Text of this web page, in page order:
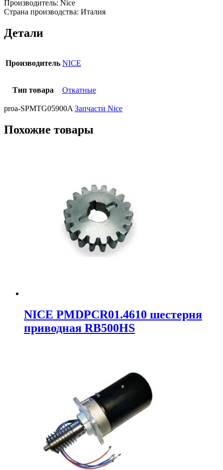
Производитель: Nice
Страна производства: Италия
Детали
Производитель NICE
Тип товара Откатные
proa-SPMTG05900AЗапчасти Nice
Похожие товары
NICE PMDPCR01.4610 шестерня
приводная RB500HS